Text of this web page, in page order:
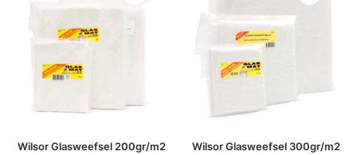
Wilsor Glasweefsel 200gr/m2 Wilsor Glasweefsel 300gr/m2